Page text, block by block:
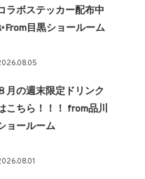
ラボステッカー配布中
目黒ショールーム
月の週末限定ドリンク
こちら！！！ from品川
ョールーム